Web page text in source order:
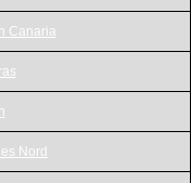
Canaria
Nord